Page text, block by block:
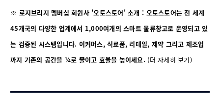
※ 로지브리지 멤버십 회원사 '오토스토어' 소개 : 오토스토어는 전 세계
45개국의 다양한 업계에서 1,000여개의 스마트 물류창고로 운영되고 있
는 검증된 시스템입니다. 이커머스, 식료품, 리테일, 제약 그리고 제조업
까지 기존의 공간을 ¼로 줄이고 효율을 높이세요. (더 자세히 보기)